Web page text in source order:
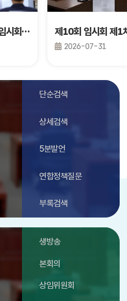
정재우 의원, 제10회 임시회 제2차 본회의 건의안 발의
2026-07-31
단순검색
상세검색
5분발언
연합정책질문
부록검색
생방송
본회의
상임위원회